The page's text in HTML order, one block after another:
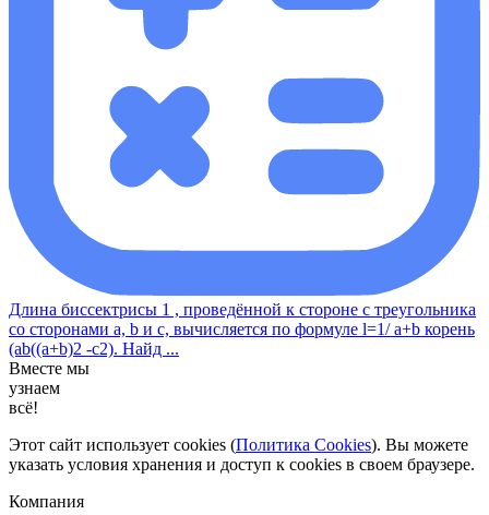
Длина биссектрисы 1 , проведённой к стороне с треугольника
со сторонами a, b и с, вычисляется по формуле l=1/ a+b корень
(ab((a+b)2 -c2). Найд ...
Вместе мы
узнаем
всё!
Этот сайт использует cookies (Политика Cookies). Вы можете
указать условия хранения и доступ к cookies в своем браузере.
Компания